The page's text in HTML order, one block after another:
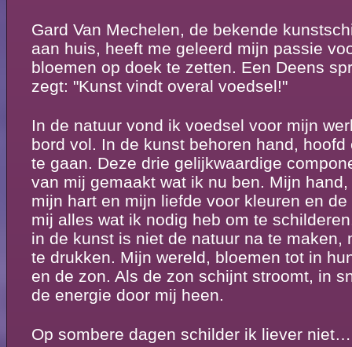
Gard Van Mechelen, de bekende
aan huis, heeft me geleerd mijn passie
bloemen op doek te zetten. Een Deens
zegt: "Kunst vindt overal voedsel!"
In de natuur vond ik voedsel voor mijn
bord vol. In de kunst behoren hand, hoofd
te gaan. Deze drie gelijkwaardige
van mij gemaakt wat ik nu ben. Mijn
mijn hart en mijn liefde voor kleuren en
mij alles wat ik nodig heb om te
in de kunst is niet de natuur na te maken,
te drukken. Mijn wereld, bloemen tot in
en de zon. Als de zon schijnt stroomt, in
de energie door mij heen.
Op sombere dagen schilder ik liever niet…